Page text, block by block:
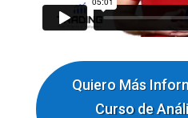
Quiero Más
Curso de